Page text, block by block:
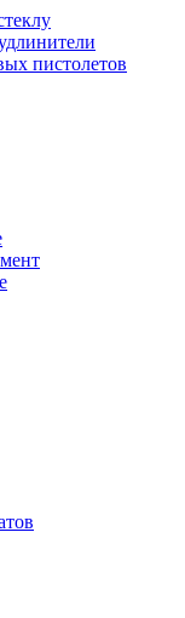
пистолетов